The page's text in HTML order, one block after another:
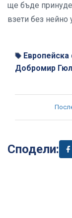
ще бъде
взети без нейно
Добромир
Сподели: